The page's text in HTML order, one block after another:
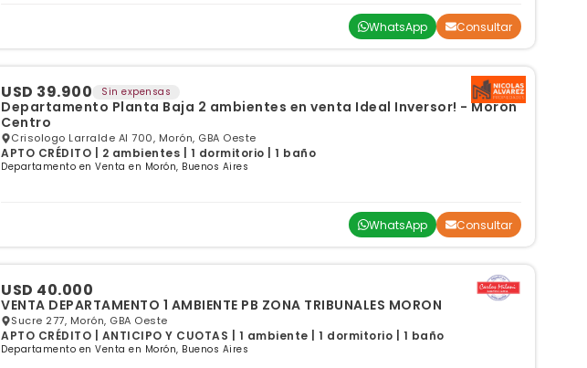
WhatsApp Consultar
USD 39.900 Sin expensas
Departamento Planta Baja 2 ambientes en venta Ideal Inversor! - Morón
Centro
Crisologo Larralde Al 700, Morón, GBA Oeste
APTO CRÉDITO | 2 ambientes | 1 dormitorio | 1 baño
Departamento en Venta en Morón, Buenos Aires
WhatsApp Consultar
USD 40.000
VENTA DEPARTAMENTO 1 AMBIENTE PB ZONA TRIBUNALES MORON
Sucre 277, Morón, GBA Oeste
APTO CRÉDITO | ANTICIPO Y CUOTAS | 1 ambiente | 1 dormitorio | 1 baño
Departamento en Venta en Morón, Buenos Aires